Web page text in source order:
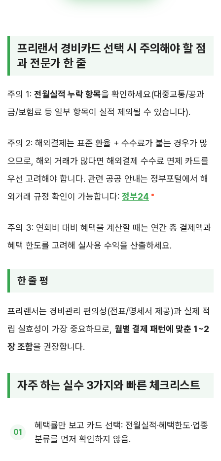
프리랜서 경비카드 선택 시 주의해야 할 점
과 전문가 한 줄
주의 1: 전월실적 누락 항목을 확인하세요(대중교통/공과
금/보험료 등 일부 항목이 실적 제외될 수 있습니다).
주의 2: 해외결제는 표준 환율 + 수수료가 붙는 경우가 많
으므로, 해외 거래가 많다면 해외결제 수수료 면제 카드를
우선 고려해야 합니다. 관련 공공 안내는 정부포털에서 해
외거래 규정 확인이 가능합니다: 정부24
주의 3: 연회비 대비 혜택을 계산할 때는 연간 총 결제액과
혜택 한도를 고려해 실사용 수익을 산출하세요.
한 줄 평
프리랜서는 경비관리 편의성(전표/명세서 제공)과 실제 적
립 실효성이 가장 중요하므로, 월별 결제 패턴에 맞춘 1~2
장 조합을 권장합니다.
자주 하는 실수 3가지와 빠른 체크리스트
혜택률만 보고 카드 선택: 전월실적·혜택한도·업종
분류를 먼저 확인하지 않음.